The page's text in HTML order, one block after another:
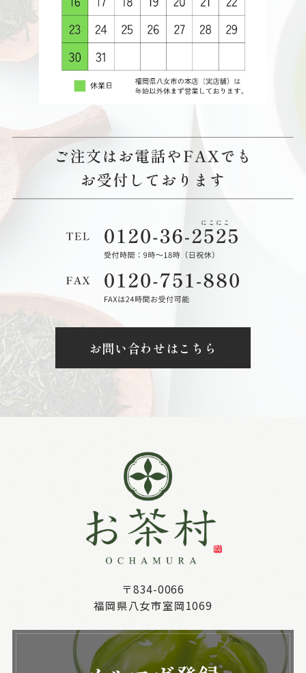
お問い合わせはこちら
〒834-0066
福岡県八女市室岡1069